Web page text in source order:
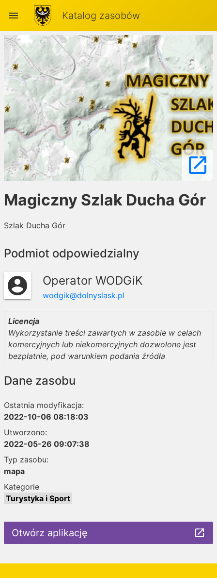
menu Katalog zasobów
launch
Magiczny Szlak Ducha Gór
Szlak Ducha Gór
Podmiot odpowiedzialny
account_circle Operator WODGiK
wodgik@dolnyslask.pl
Licencja
Wykorzystanie treści zawartych w zasobie w celach
komercyjnych lub niekomercyjnych dozwolone jest
bezpłatnie, pod warunkiem podania źródła
Dane zasobu
Ostatnia modyfikacja:
2022-10-06 08:18:03
Utworzono:
2022-05-26 09:07:38
Typ zasobu:
mapa
Kategorie
Turystyka i Sport
Otwórz aplikację launch